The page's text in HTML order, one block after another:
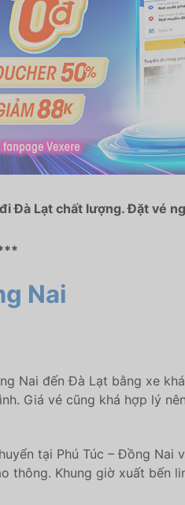
Đà Lạt chất lượng. Đặt vé
Nai
Nai đến Đà Lạt bằng xe
Giá vé cũng khá hợp lý
tại Phú Túc – Đồng
Khung giờ xuất bến